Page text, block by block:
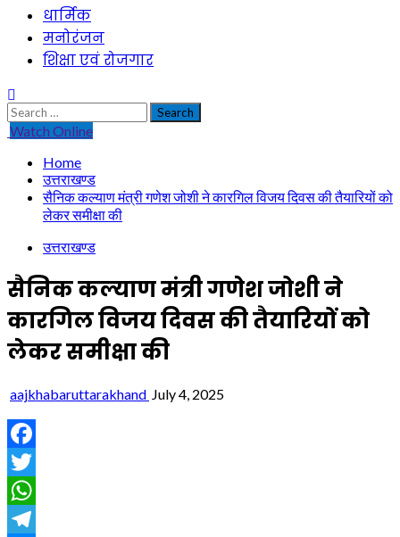
धार्मिक
मनोरंजन
शिक्षा एवं रोजगार
Search
for:
Watch Online
Home
उत्तराखण्ड
सैनिक कल्याण मंत्री गणेश जोशी ने कारगिल विजय दिवस की तैयारियों को
लेकर समीक्षा की
उत्तराखण्ड
सैनिक कल्याण मंत्री गणेश जोशी ने
कारगिल विजय दिवस की तैयारियों को
लेकर समीक्षा की
aajkhabaruttarakhand July 4, 2025
Facebook
Twitter
WhatsApp